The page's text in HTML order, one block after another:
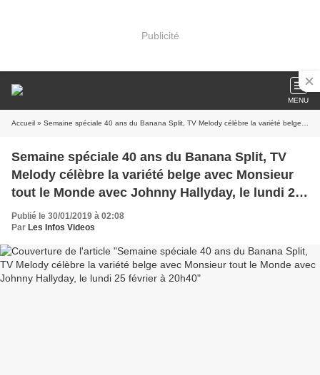
Publicité
MENU
Accueil » Semaine spéciale 40 ans du Banana Split, TV Melody célèbre la variété belge avec Monsieur tout le Monde avec Johnny Hallyday, le lundi 25 février à 20h40
Semaine spéciale 40 ans du Banana Split, TV
Melody célèbre la variété belge avec Monsieur
tout le Monde avec Johnny Hallyday, le lundi 25
février à 20h40
Publié le 30/01/2019 à 02:08
Par Les Infos Videos